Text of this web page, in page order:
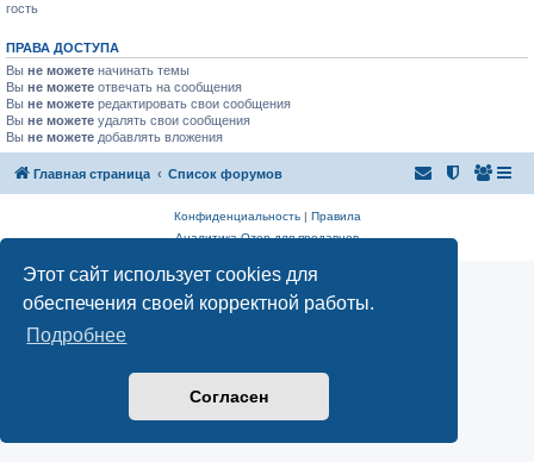
Этот сайт использует cookies для
обеспечения своей корректной работы.
Подробнее
Согласен
гость
ПРАВА ДОСТУПА
Вы не можете начинать темы
Вы не можете отвечать на сообщения
Вы не можете редактировать свои сообщения
Вы не можете удалять свои сообщения
Вы не можете добавлять вложения
Главная страница Список форумов
Конфиденциальность| Правила
Аналитика Ozon для продавцов